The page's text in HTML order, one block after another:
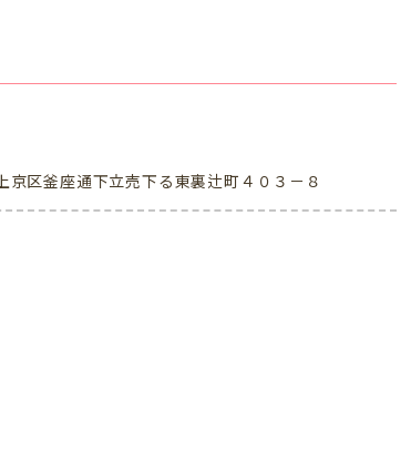
京区釜座通下立売下る東裏辻町４０３－８